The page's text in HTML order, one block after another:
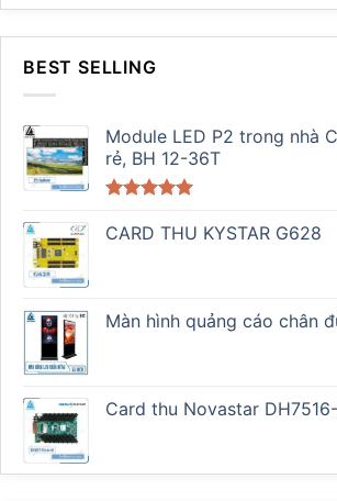
BEST SELLING
Module LED P2 trong nhà
rẻ, BH 12-36T
hạng5.00
CARD THU KYSTAR G628
Màn hình quảng cáo chân
Card thu Novastar